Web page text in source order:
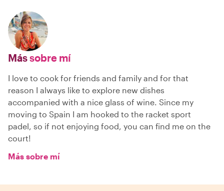
Mássobre mí
I love to cook for friends and family and for that
reason I always like to explore new dishes
accompanied with a nice glass of wine. Since my
moving to Spain I am hooked to the racket sport
padel, so if not enjoying food, you can find me on the
court!
Más sobre mí